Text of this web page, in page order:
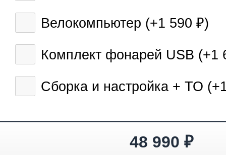
Велокомпьютер (+1 590 ₽)
Комплект фонарей USB (+1
Сборка и настройка + ТО (+
48 990 ₽